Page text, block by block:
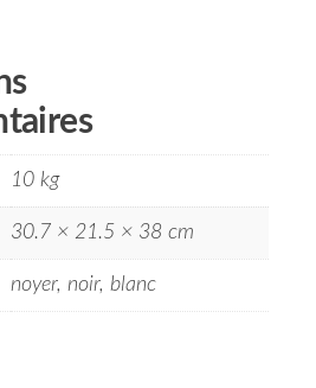
10 kg
30.7 × 21.5 × 38 cm
noyer, noir, blanc